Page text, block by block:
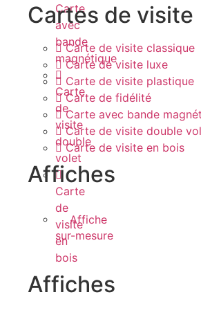
Affiche
sur-mesure
Carte
avec
bande
magnétique
Carte
de
visite
double
volet
Carte
de
visite
en
bois
Affiches
Cartes de visite
Carte de visite classique
Carte de visite luxe
Carte de visite plastique
Carte de fidélité
Carte avec bande
Carte de visite double
Carte de visite en bois
Affiches